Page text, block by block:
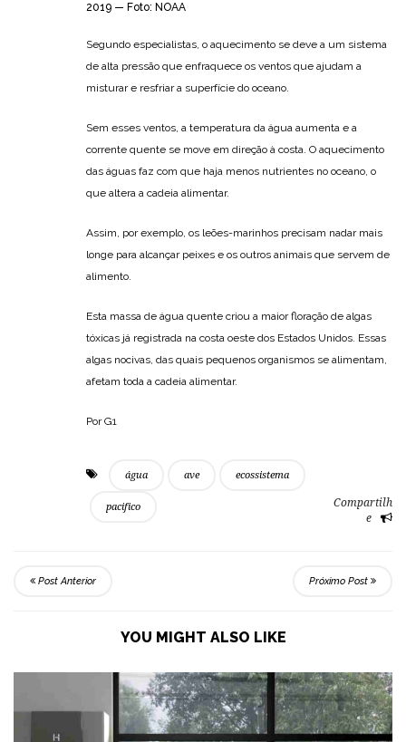
2019 — Foto: NOAA
Segundo especialistas, o aquecimento se deve a um sistema
de alta pressão que enfraquece os ventos que ajudam a
misturar e resfriar a superfície do oceano.
Sem esses ventos, a temperatura da água aumenta e a
corrente quente se move em direção à costa. O aquecimento
das águas faz com que haja menos nutrientes no oceano, o
que altera a cadeia alimentar.
Assim, por exemplo, os leões-marinhos precisam nadar mais
longe para alcançar peixes e os outros animais que servem de
alimento.
Esta massa de água quente criou a maior floração de algas
tóxicas já registrada na costa oeste dos Estados Unidos. Essas
algas nocivas, das quais pequenos organismos se alimentam,
afetam toda a cadeia alimentar.
Por G1
água ave ecossistema
pacifico
Compartilh
e
Post Anterior Próximo Post
YOU MIGHT ALSO LIKE